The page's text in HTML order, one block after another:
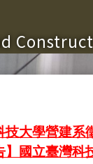
技大學營建系
】國立臺灣